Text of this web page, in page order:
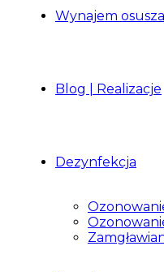
Wynajem
Blog | Realizacje
Dezynfekcja